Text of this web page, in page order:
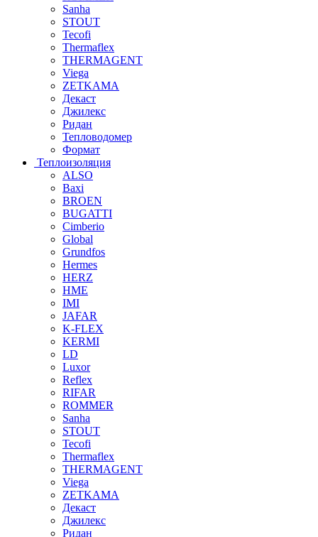
Sanha
STOUT
Tecofi
Thermaflex
THERMAGENT
Viega
ZETKAMA
Декаст
Джилекс
Ридан
Тепловодомер
Формат
Теплоизоляция
ALSO
Baxi
BROEN
BUGATTI
Cimberio
Global
Grundfos
Hermes
HERZ
HME
IMI
JAFAR
K-FLEX
KERMI
LD
Luxor
Reflex
RIFAR
ROMMER
Sanha
STOUT
Tecofi
Thermaflex
THERMAGENT
Viega
ZETKAMA
Декаст
Джилекс
Ридан